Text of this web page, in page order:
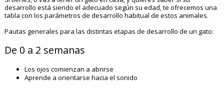
desarrollo está siendo el adecuado según su edad, te ofrecemos una
tabla con los parámetros de desarrollo habitual de estos animales.
Pautas generales para las distintas etapas de desarrollo de un gato:
De 0 a 2 semanas
Los ojos comienzan a abrirse
Aprende a orientarse hacia el sonido